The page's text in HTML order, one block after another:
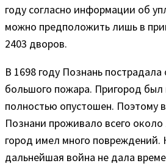
году согласно информации об
можно предположить лишь в
2403 дворов.
В 1698 году Познань
большого пожара. Пригород был
полностью опустошен. Поэтому
Познани проживало всего около
город имел много
дальнейшая война не дала